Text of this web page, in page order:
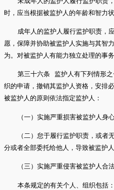
时，应当根据被监护人的年龄和智力
成年人的监护人履行监护职责，
愿，保障并协助被监护人实施与其智
为。对被监护人有能力独立处理的事
第三十六条 监护人有下列情形
织的申请，撤销其监护人资格，安排
被监护人的原则依法指定监护人：
（一）实施严重损害被监护人身
（二）怠于履行监护职责，或者
分或者全部委托给他人，导致被监护
（三）实施严重侵害被监护人合
本条规定的有关个人、组织包括